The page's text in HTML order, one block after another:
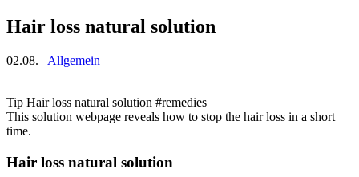
Hair loss natural solution
02.08. Allgemein
Tip Hair loss natural solution #remedies
This solution webpage reveals how to stop the hair loss in a short
time.
Hair loss natural solution